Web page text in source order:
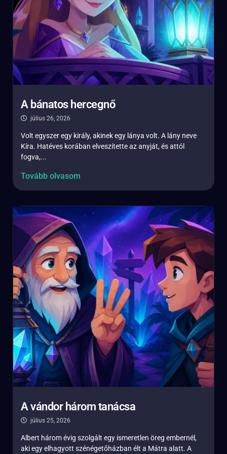
A bánatos hercegnő
július 26, 2026
Volt egyszer egy király, akinek egy lánya volt. A lány neve
Kíra. Hatéves korában elveszítette az anyját, és attól
fogva,...
Tovább olvasom
A vándor három tanácsa
július 25, 2026
Albert három évig szolgált egy ismeretlen öreg embernél,
aki egy elhagyott szénégetőházban élt a Mátra alatt. A